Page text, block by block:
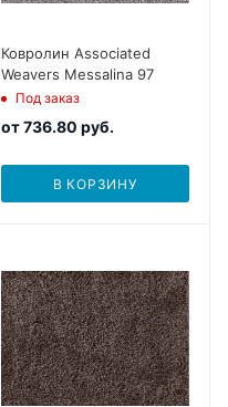
Ковролин Associated
Weavers Messalina 97
Под заказ
от736.80 руб.
В КОРЗИНУ